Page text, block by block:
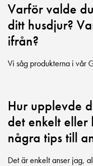
Varför valde
ditt husdjur?
ifrån?
Vi såg produkterna i vår
Hur upplevde
det enkelt eller
några tips till
Det är enkelt anser jag,